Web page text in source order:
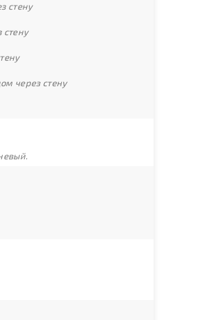
стену
через стену